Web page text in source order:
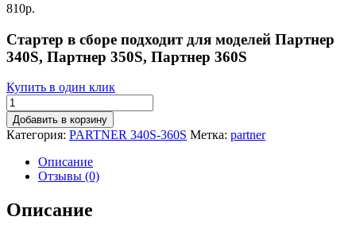
810р.
Стартер в сборе подходит для моделей Партнер
340S, Партнер 350S, Партнер 360S
Купить в один клик
Добавить в корзину
Категория: PARTNER 340S-360S Метка: partner
Описание
Отзывы (0)
Описание